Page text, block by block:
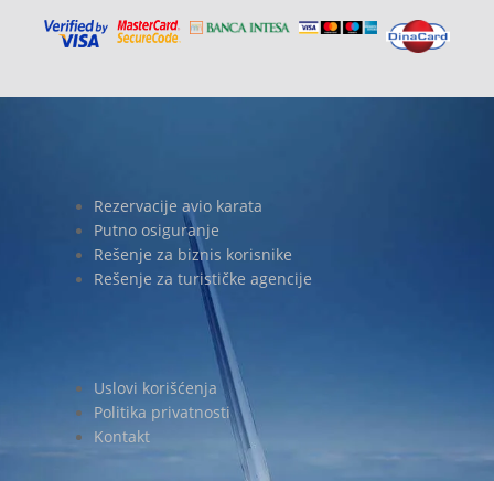
Rezervacije avio karata
Putno osiguranje
Rešenje za biznis korisnike
Rešenje za turističke agencije
Uslovi korišćenja
Politika privatnosti
Kontakt